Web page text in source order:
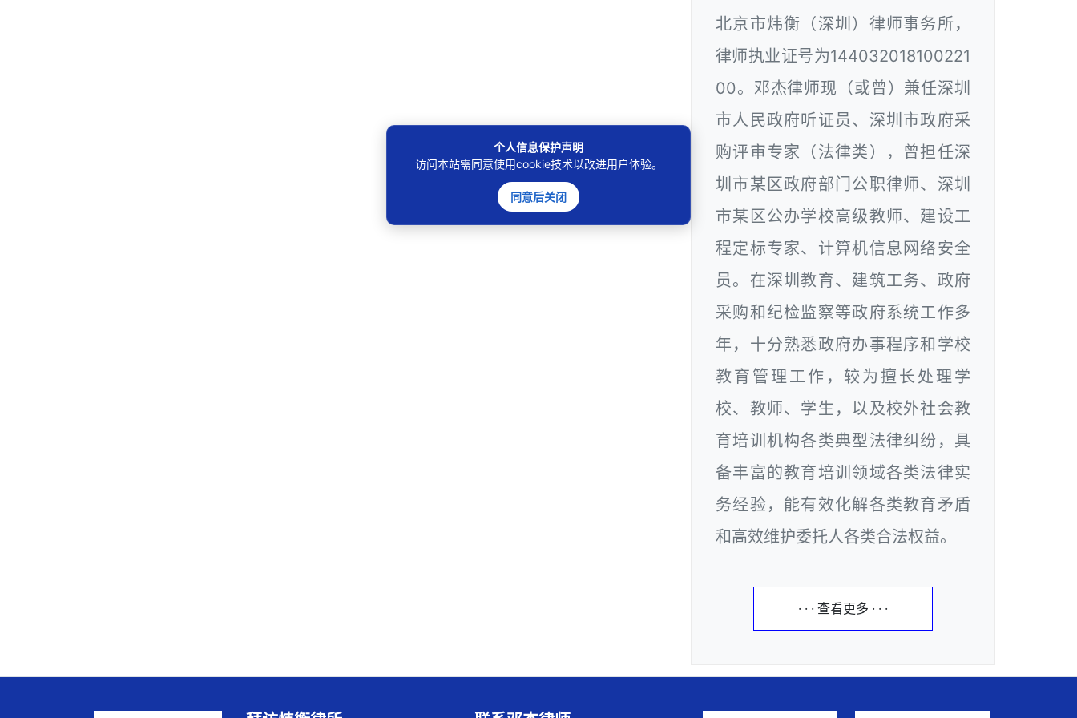
北京市炜衡（深圳）律师事务所，
律师执业证号为144032018100221
00。邓杰律师现（或曾）兼任深圳
市人民政府听证员、深圳市政府采
购评审专家（法律类），曾担任深
圳市某区政府部门公职律师、深圳
市某区公办学校高级教师、建设工
程定标专家、计算机信息网络安全
员。在深圳教育、建筑工务、政府
采购和纪检监察等政府系统工作多
年，十分熟悉政府办事程序和学校
教育管理工作，较为擅长处理学
校、教师、学生，以及校外社会教
育培训机构各类典型法律纠纷，具
备丰富的教育培训领域各类法律实
务经验，能有效化解各类教育矛盾
和高效维护委托人各类合法权益。
· · · 查看更多 · · ·
个人信息保护声明
访问本站需同意使用cookie技术以改进用户体验。
同意后关闭